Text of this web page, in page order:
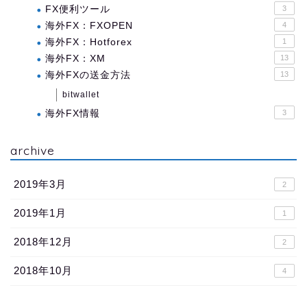
FX便利ツール 3
海外FX：FXOPEN 4
海外FX：Hotforex 1
海外FX：XM 13
海外FXの送金方法 13
bitwallet
海外FX情報 3
archive
2019年3月 2
2019年1月 1
2018年12月 2
2018年10月 4